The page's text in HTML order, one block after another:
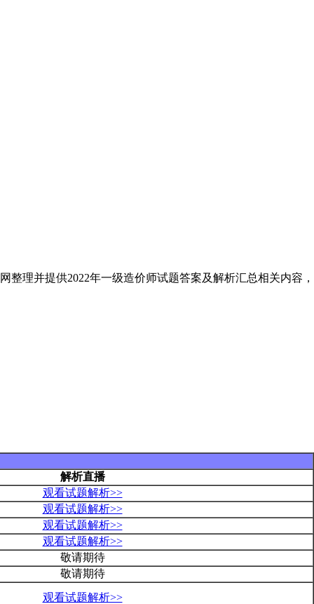
理并提供2022年一级造价师试题答案及解析汇总相关内容，
解析直播
观看试题解析>>
观看试题解析>>
观看试题解析>>
观看试题解析>>
敬请期待
敬请期待
观看试题解析>>